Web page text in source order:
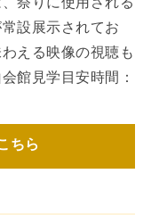
設展示されてお
える映像の視聴も
館見学目安時間：
ちら